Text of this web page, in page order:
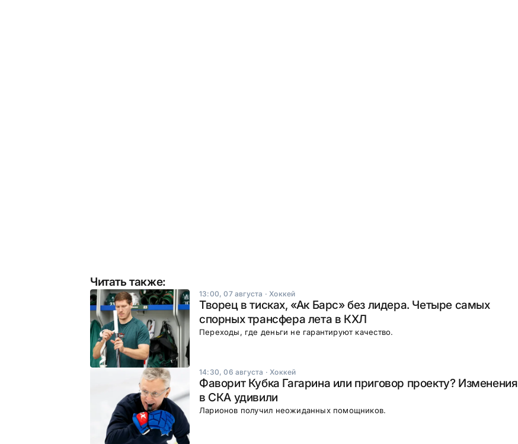
Читать также:
13:00, 07 августа ·Хоккей
Творец в тисках, «Ак Барс» без лидера. Четыре самых
спорных трансфера лета в КХЛ
Переходы, где деньги не гарантируют качество.
14:30, 06 августа ·Хоккей
Фаворит Кубка Гагарина или приговор проекту? Изменения
в СКА удивили
Ларионов получил неожиданных помощников.